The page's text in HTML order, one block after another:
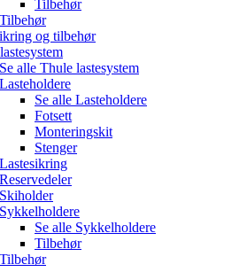
Tilbehør
Tilbehør
og tilbehør
Se alle Thule lastesystem
Lasteholdere
Se alle Lasteholdere
Fotsett
Monteringskit
Stenger
Lastesikring
Reservedeler
Skiholder
Sykkelholdere
Se alle Sykkelholdere
Tilbehør
Tilbehør